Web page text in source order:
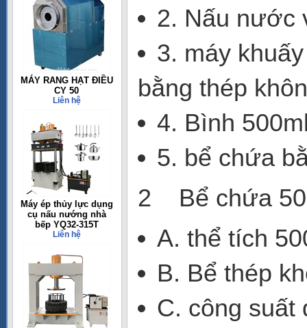
MÁY RANG HẠT ĐIỀU
CY 50
Liên hệ
Máy ép thủy lực dụng
cụ nấu nướng nhà
bếp YQ32-315T
Liên hệ
2. Nấu nước
3. máy
bằng thép
4. Bình
5. bể chứa
2 Bể chứa
A. thể tích
B. Bể thép
C. công suất